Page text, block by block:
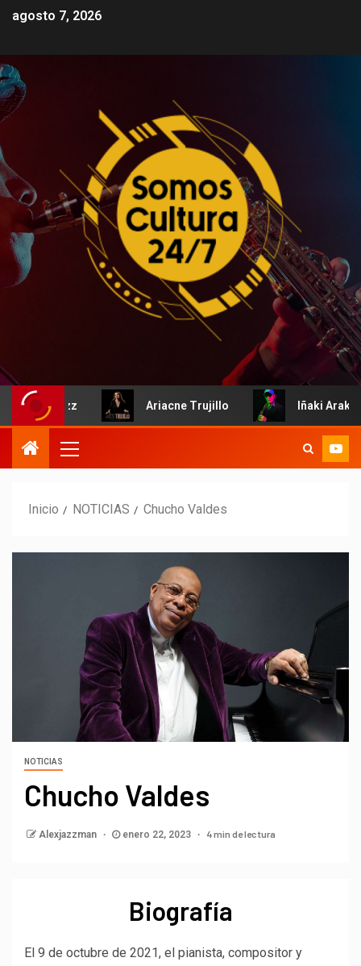
agosto 7, 2026
de Jazz Ariacne Trujillo Iñaki
Inicio NOTICIAS Chucho Valdes
NOTICIAS
Chucho Valdes
Alexjazzman enero 22, 2023 4 min de lectura
Biografía
El 9 de octubre de 2021, el pianista, compositor y